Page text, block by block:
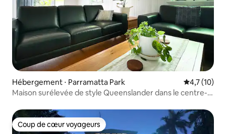
Hébergement ⋅ Parramatta Park Évaluation
4,7 (10)
Maison surélevée de style Queenslander dans le centre-
Coup de cœur voyageurs
Coup de cœur voyageurs